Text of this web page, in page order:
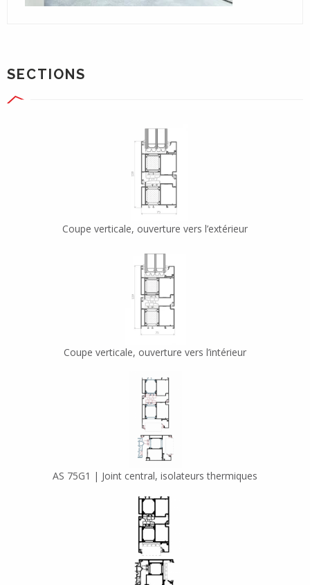
SECTIONS
Coupe verticale, ouverture vers l’extérieur
Coupe verticale, ouverture vers l’intérieur
AS 75G1 | Joint central, isolateurs thermiques